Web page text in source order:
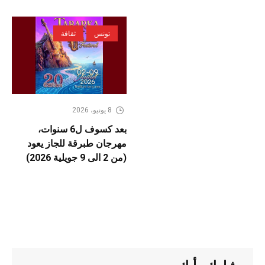
تونس ثقافة
8 يونيو، 2026
بعد كسوف ل6 سنوات،
مهرجان طبرقة للجاز يعود
(من 2 الى 9 جويلية 2026)